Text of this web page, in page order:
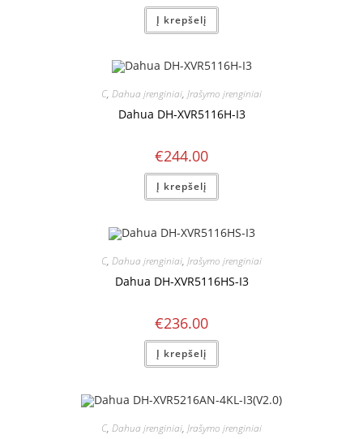
Į krepšelį
C, Dahua įrenginiai, Įrašymo įrenginiai
Dahua DH-XVR5116H-I3
€244.00
Į krepšelį
C, Dahua įrenginiai, Įrašymo įrenginiai
Dahua DH-XVR5116HS-I3
€236.00
Į krepšelį
C, Dahua įrenginiai, Įrašymo įrenginiai